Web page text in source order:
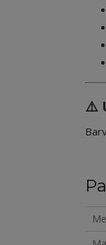
⚠️